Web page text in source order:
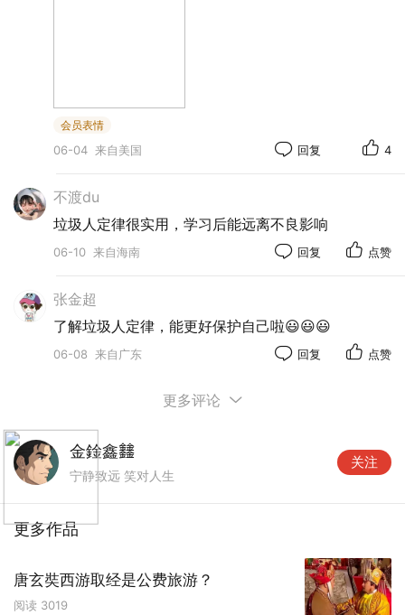
会员表情
06-04 来自美国 回复 4
不渡du
垃圾人定律很实用，学习后能远离不良影响
06-10 来自海南 回复 点赞
张金超
了解垃圾人定律，能更好保护自己啦😃😃😃
06-08 来自广东 回复 点赞
更多评论
金鍂鑫𨰻
宁静致远 笑对人生
关注
更多作品
唐玄奘西游取经是公费旅游？
阅读 3019